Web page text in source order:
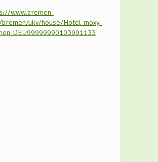
www.bremen-
ukv/house/Hotel-moxy-
DEU99999990103991133